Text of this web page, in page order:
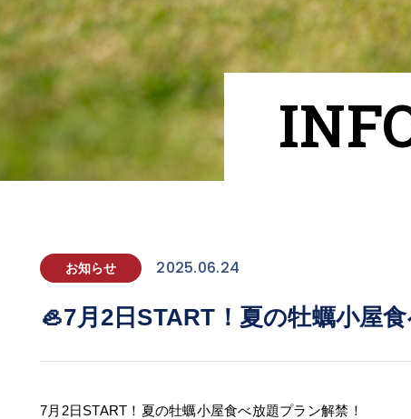
お知らせ 2025.06.24
🦪7月2日START！夏の牡蠣小屋
7月2日START！夏の牡蠣小屋食べ放題プラン解禁！